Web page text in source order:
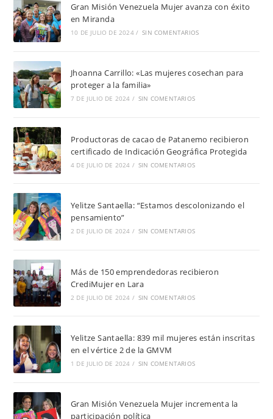
Gran Misión Venezuela Mujer avanza con éxito
en Miranda
10 DE JULIO DE 2024 / SIN COMENTARIOS
Jhoanna Carrillo: «Las mujeres cosechan para
proteger a la familia»
7 DE JULIO DE 2024 / SIN COMENTARIOS
Productoras de cacao de Patanemo recibieron
certificado de Indicación Geográfica Protegida
4 DE JULIO DE 2024 / SIN COMENTARIOS
Yelitze Santaella: “Estamos descolonizando el
pensamiento”
2 DE JULIO DE 2024 / SIN COMENTARIOS
Más de 150 emprendedoras recibieron
CrediMujer en Lara
2 DE JULIO DE 2024 / SIN COMENTARIOS
Yelitze Santaella: 839 mil mujeres están inscritas
en el vértice 2 de la GMVM
1 DE JULIO DE 2024 / SIN COMENTARIOS
Gran Misión Venezuela Mujer incrementa la
participación política